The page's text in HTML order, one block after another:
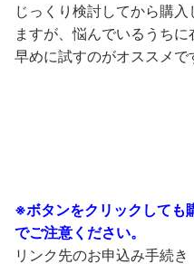
じっくり検討してから購
ますが、悩んでいるうちに
早めに試すのがオススメ
※ボタンをクリックしても
でご注意ください。
リンク先のお申込み手続